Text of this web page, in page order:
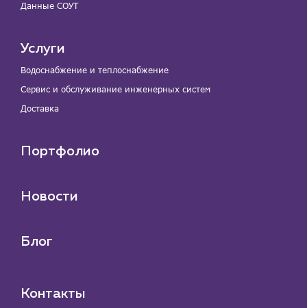
Данные СОУТ
Услуги
Водоснабжение и теплоснабжение
Сервис и обслуживание инженерных систем
Доставка
Портфолио
Новости
Блог
Контакты